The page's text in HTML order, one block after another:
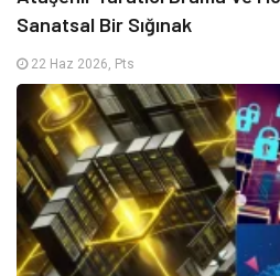
Sanatsal Bir Sığınak
22 Haz 2026, Pts